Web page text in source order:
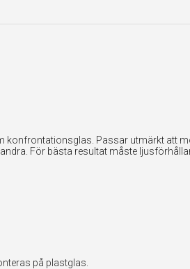
konfrontationsglas. Passar utmärkt att
För bästa resultat måste
på plastglas.